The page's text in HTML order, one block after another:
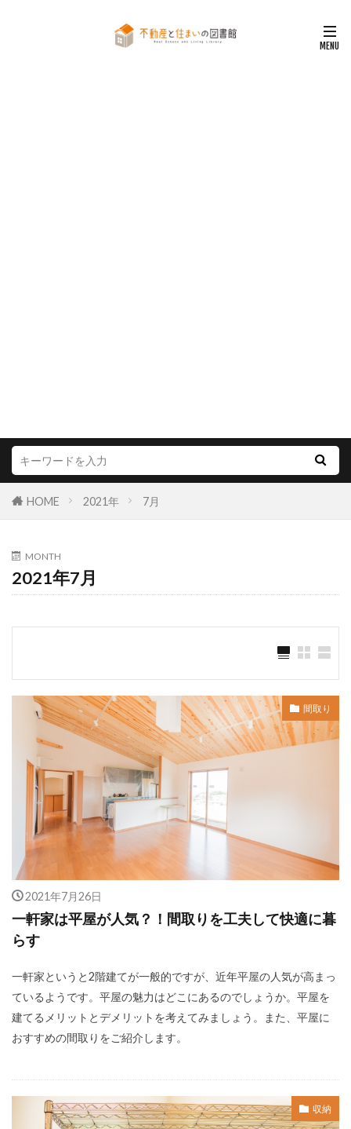
HOME 2021年 7月
MONTH
2021年7月
間取り
2021年7月26日
一軒家は平屋が人気？！間取りを工夫して快適に暮
らす
一軒家というと2階建てが一般的ですが、近年平屋の人気が高まっ
ているようです。平屋の魅力はどこにあるのでしょうか。平屋を
建てるメリットとデメリットを考えてみましょう。また、平屋に
おすすめの間取りをご紹介します。
収納